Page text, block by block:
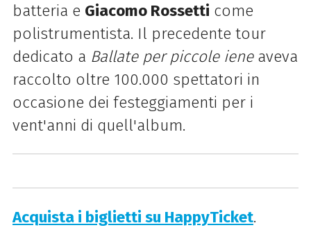
batteria e Giacomo Rossetti come
polistrumentista. Il precedente tour
dedicato a Ballate per piccole ieneaveva
raccolto oltre 100.000 spettatori in
occasione dei festeggiamenti per i
vent'anni di quell'album.
Acquista i biglietti su HappyTicket.